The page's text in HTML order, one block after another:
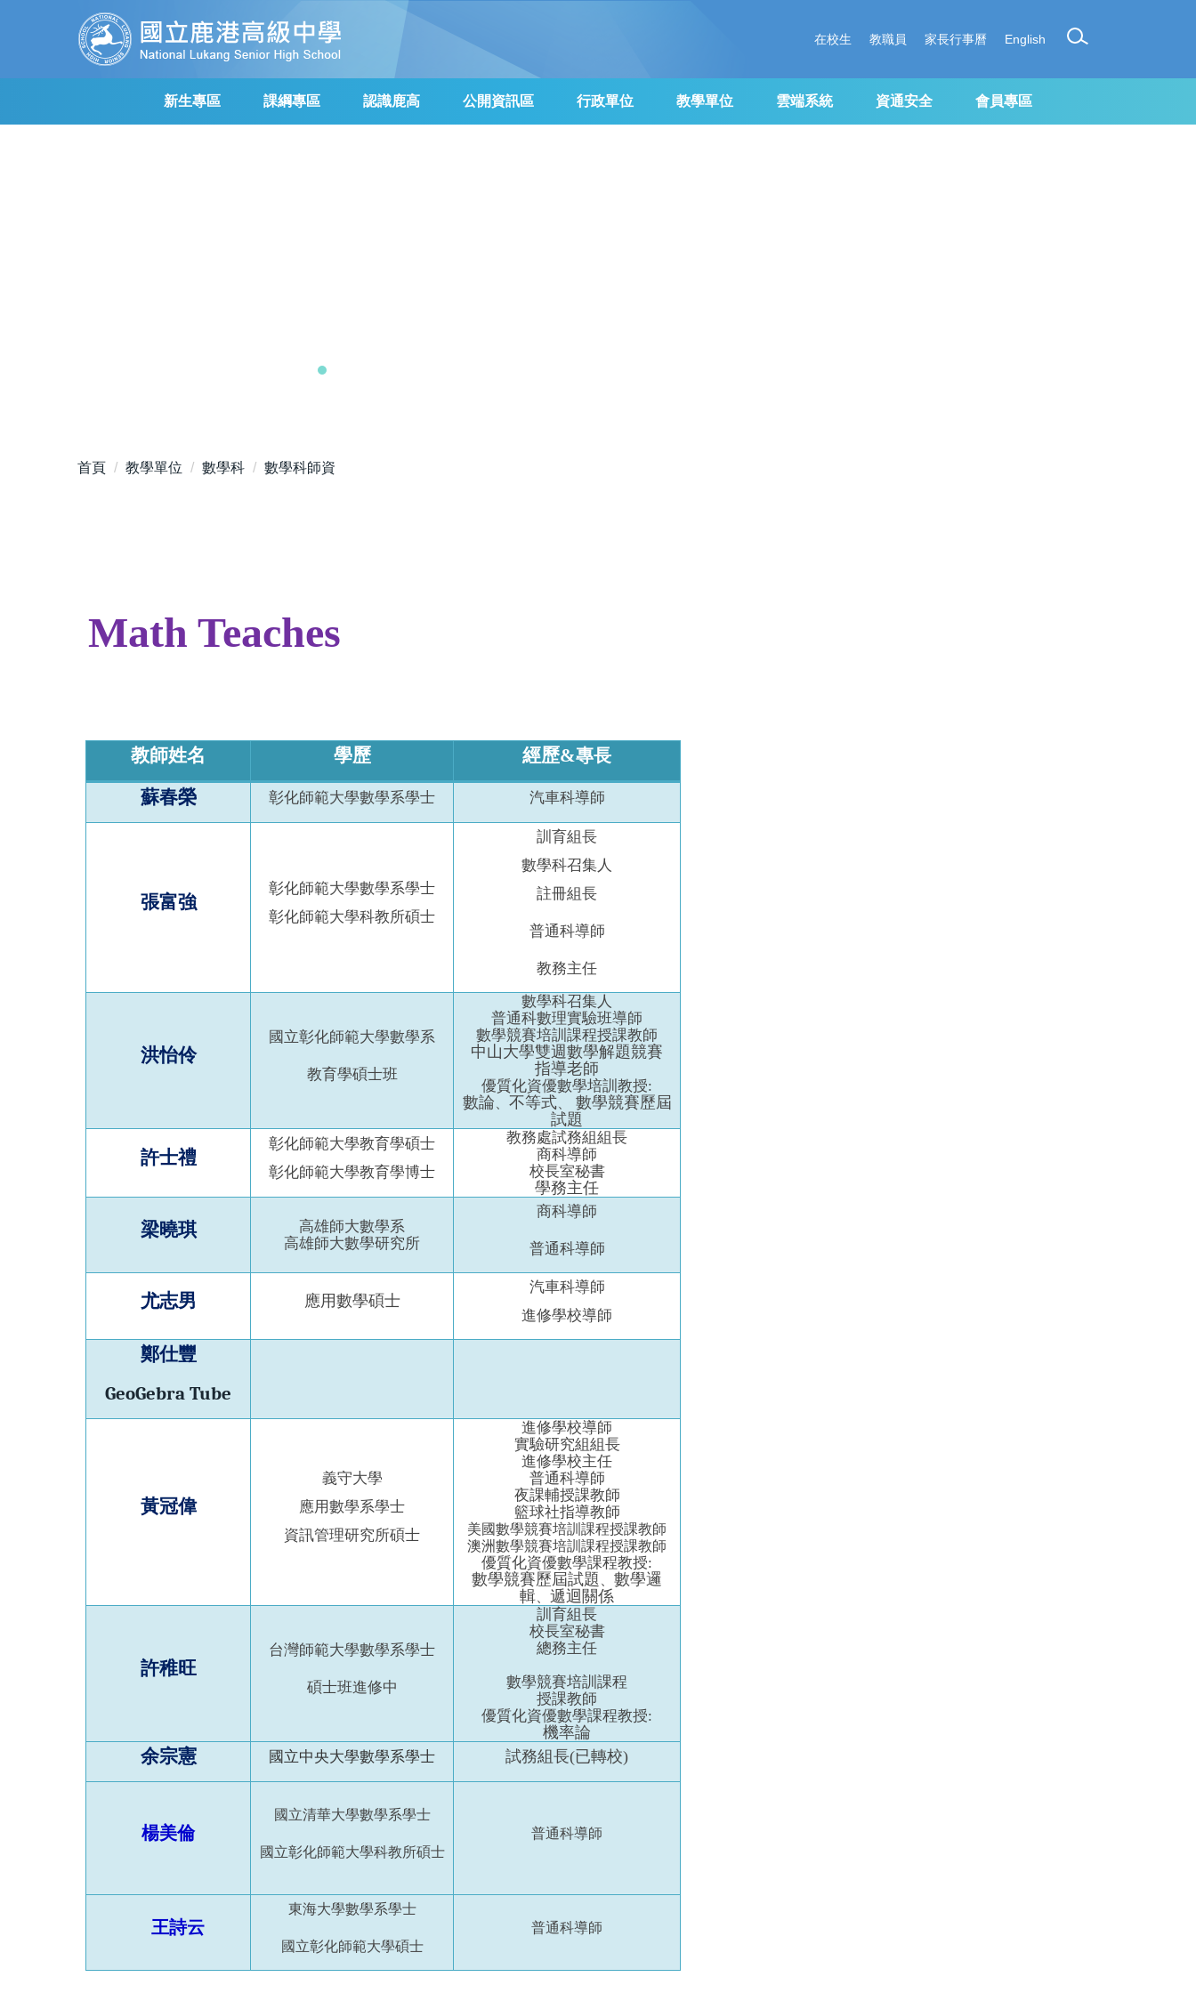
要
新生專區 課綱專區 認識鹿高 公開資訊區 行政單位 教學單位 雲端系統 資通安全 會員專區
在校生 教職員 家長行事曆 English
首頁 教學單位 數學科 數學科師資
Math Teaches
教師姓名 學歷 經歷&專長
蘇春榮 彰化師範大學數學系學士 汽車科導師
張富強
彰化師範大學數學系學士
彰化師範大學科教所碩士
訓育組長
數學科召集人
註冊組長
普通科導師
教務主任
洪怡伶
國立彰化師範大學數學系
教育學碩士班
數學科召集人
普通科數理實驗班導師
數學競賽培訓課程授課教師
中山大學雙週數學解題競賽
指導老師
優質化資優數學培訓教授:
數論 不等式、
數學競賽歷屆
試題
許士禮
彰化師範大學教育學碩士
彰化師範大學教育學博士
教務處試務組組長
商科導師
校長室秘書
學務主任
梁曉琪
高雄師大數學系
高雄師大數學研究所
商科導師
普通科導師
尤志男 應用數學碩士
汽車科導師
進修學校導師
鄭仕豐
GeoGebra Tube
黃冠偉
義守大學
應用數學系學士
資訊管理研究所碩士
進修學校導師
實驗研究組組長
進修學校主任
普通科導師
夜課輔授課教師
籃球社指導教師
美國數學競賽培訓課程授課教師
澳洲數學競賽培訓課程授課教師
優質化資優數學課程教授:
數學競賽歷屆試題
數學邏
輯
遞迴關係
許稚旺
台灣師範大學數學系學士
碩士班進修中
訓育組長
校長室秘書
總務主任
數學競賽培訓課程
授課教師
優質化資優數學課程教授:
機率論
余宗憲 國立中央大學數學系學士 試務組長(已轉校)
楊美倫
國立清華大學數學系學士
國立彰化師範大學科教所碩士
普通科導師
王詩云
東海大學數學系學士
國立彰化師範大學碩士
普通科導師